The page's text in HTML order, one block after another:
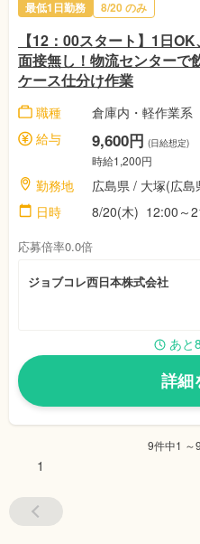
最低1日勤務 8/20 のみ
【12：00スタート】1日OK
面接無し！物流センターで
ケース仕分け作業
職種
倉庫内・軽作業系
給与
9,600円 (日給想定)
時給1,200円
勤務地
広島県 / 大塚(広
日時
8/20(木) 12:00～
応募倍率0.0倍
ジョブコレ西日本株式会社
あと
詳細
9件中1 ～
1